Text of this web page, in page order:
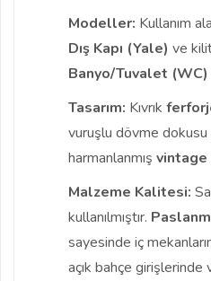
Modeller: Kullanım
Dış Kapı (Yale) ve
Banyo/Tuvalet (WC)
Tasarım: Kıvrık
vuruşlu dövme dokusu
harmanlanmış vintage
Malzeme Kalitesi:
kullanılmıştır.
sayesinde iç
açık bahçe girişlerinde